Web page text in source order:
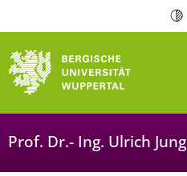
Prof. Dr.- Ing. Ulrich Jung